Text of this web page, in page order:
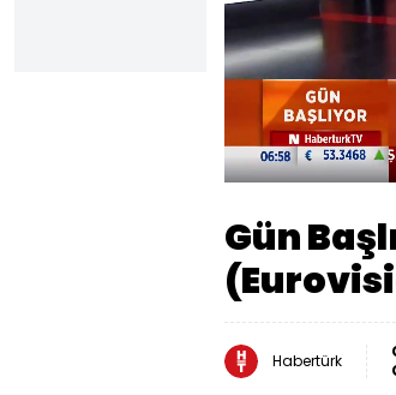
Sesi
Aç
Yüklendi:
0.20%
Gün
Habertürk